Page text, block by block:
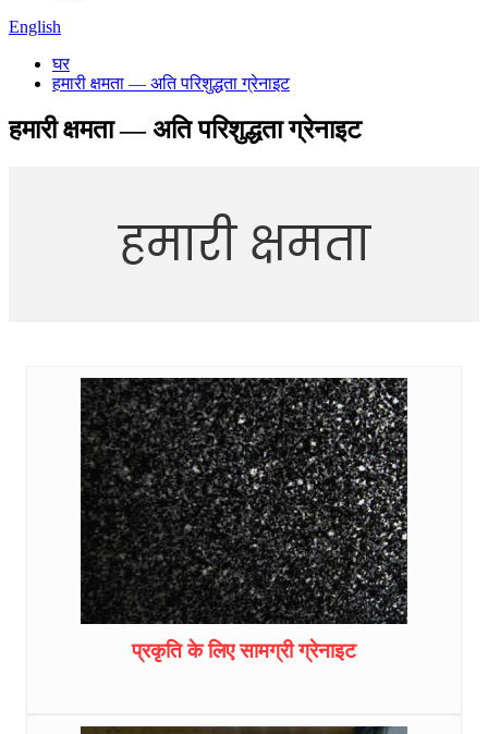
English
घर
हमारी क्षमता — अति परिशुद्धता ग्रेनाइट
हमारी क्षमता — अति परिशुद्धता ग्रेनाइट
हमारी क्षमता
प्रकृति के लिए सामग्री ग्रेनाइट